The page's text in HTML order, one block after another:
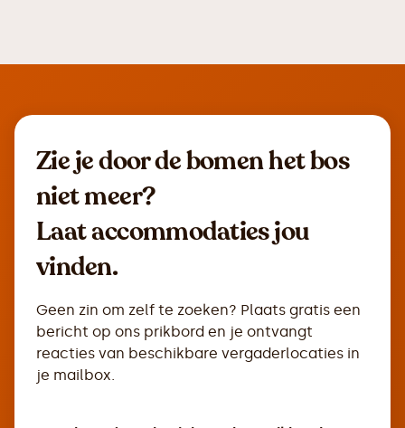
Zie je door de bomen het bos
niet meer?
Laat accommodaties jou
vinden.
Geen zin om zelf te zoeken? Plaats gratis een
bericht op ons prikbord en je ontvangt
reacties van beschikbare vergaderlocaties in
je mailbox.